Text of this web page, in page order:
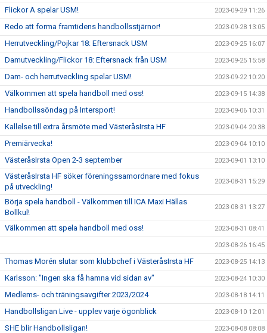
Flickor A spelar USM! 2023-09-29 11:26
Redo att forma framtidens handbollsstjärnor! 2023-09-28 13:05
Herrutveckling/Pojkar 18: Eftersnack USM 2023-09-25 16:07
Damutveckling/Flickor 18: Eftersnack från USM 2023-09-25 15:58
Dam- och herrutveckling spelar USM! 2023-09-22 10:20
Välkommen att spela handboll med oss! 2023-09-15 14:38
Handbollssöndag på Intersport! 2023-09-06 10:31
Kallelse till extra årsmöte med VästeråsIrsta HF 2023-09-04 20:38
Premiärvecka! 2023-09-04 10:10
VästeråsIrsta Open 2-3 september 2023-09-01 13:10
VästeråsIrsta HF söker föreningssamordnare med fokus
på utveckling!
2023-08-31 15:29
Börja spela handboll - Välkommen till ICA Maxi Hällas
Bollkul!
2023-08-31 13:27
Välkommen att spela handboll med oss! 2023-08-31 08:41
2023-08-26 16:45
Thomas Morén slutar som klubbchef i VästeråsIrsta HF 2023-08-25 14:13
Karlsson: "Ingen ska få hamna vid sidan av" 2023-08-24 10:30
Medlems- och träningsavgifter 2023/2024 2023-08-18 14:11
Handbollsligan Live - upplev varje ögonblick 2023-08-10 12:01
SHE blir Handbollsligan! 2023-08-08 08:08